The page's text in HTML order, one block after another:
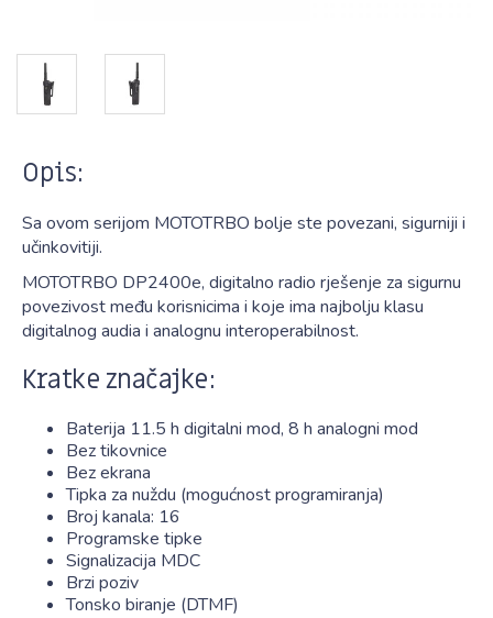
Opis:
Sa ovom serijom MOTOTRBO bolje ste povezani, sigurniji i
učinkovitiji.
MOTOTRBO DP2400e, digitalno radio rješenje za sigurnu
povezivost među korisnicima i koje ima najbolju klasu
digitalnog audia i analognu interoperabilnost.
Kratke značajke:
Baterija 11.5 h digitalni mod, 8 h analogni mod
Bez tikovnice
Bez ekrana
Tipka za nuždu (mogućnost programiranja)
Broj kanala: 16
Programske tipke
Signalizacija MDC
Brzi poziv
Tonsko biranje (DTMF)